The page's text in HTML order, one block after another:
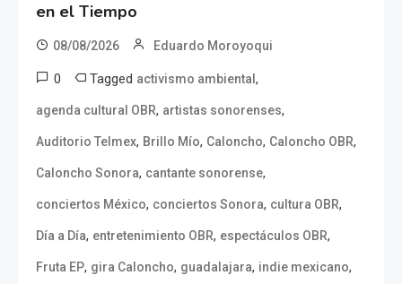
en el Tiempo
08/08/2026 Eduardo Moroyoqui
0 Tagged activismo ambiental ,
agenda cultural OBR, artistas sonorenses,
Auditorio Telmex, Brillo Mío, Caloncho, Caloncho OBR,
Caloncho Sonora, cantante sonorense,
conciertos México, conciertos Sonora, cultura OBR,
Día a Día, entretenimiento OBR, espectáculos OBR,
Fruta EP, gira Caloncho, guadalajara, indie mexicano,